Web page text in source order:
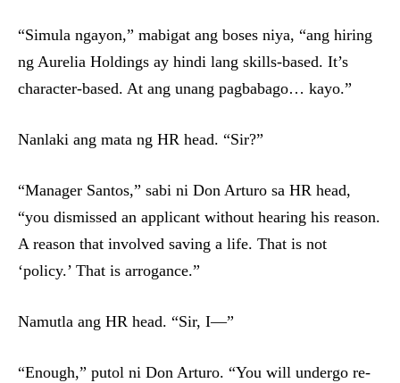
“Simula ngayon,” mabigat ang boses niya, “ang hiring
ng Aurelia Holdings ay hindi lang skills-based. It’s
character-based. At ang unang pagbabago… kayo.”
Nanlaki ang mata ng HR head. “Sir?”
“Manager Santos,” sabi ni Don Arturo sa HR head,
“you dismissed an applicant without hearing his reason.
A reason that involved saving a life. That is not
‘policy.’ That is arrogance.”
Namutla ang HR head. “Sir, I—”
“Enough,” putol ni Don Arturo. “You will undergo re-